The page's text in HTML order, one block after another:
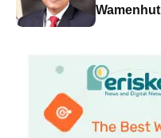
Wamenhut